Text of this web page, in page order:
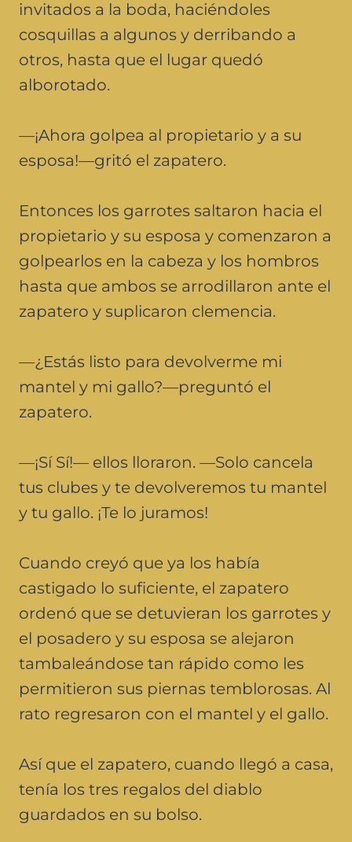
invitados a la boda, haciéndoles
cosquillas a algunos y derribando a
otros, hasta que el lugar quedó
alborotado.
—¡Ahora golpea al propietario y a su
esposa!—gritó el zapatero.
Entonces los garrotes saltaron hacia el
propietario y su esposa y comenzaron a
golpearlos en la cabeza y los hombros
hasta que ambos se arrodillaron ante el
zapatero y suplicaron clemencia.
—¿Estás listo para devolverme mi
mantel y mi gallo?—preguntó el
zapatero.
—¡Sí Sí!— ellos lloraron. —Solo cancela
tus clubes y te devolveremos tu mantel
y tu gallo. ¡Te lo juramos!
Cuando creyó que ya los había
castigado lo suficiente, el zapatero
ordenó que se detuvieran los garrotes y
el posadero y su esposa se alejaron
tambaleándose tan rápido como les
permitieron sus piernas temblorosas. Al
rato regresaron con el mantel y el gallo.
Así que el zapatero, cuando llegó a casa,
tenía los tres regalos del diablo
guardados en su bolso.